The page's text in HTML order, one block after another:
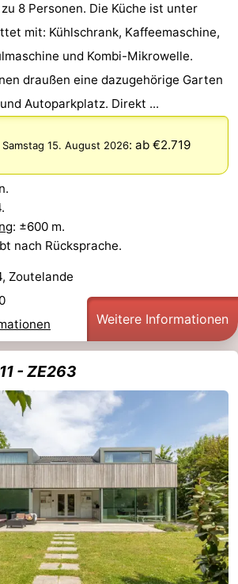
8 Personen. Die Küche ist unter
mit: Kühlschrank, Kaffeemaschine,
und Kombi-Mikrowelle.
draußen eine dazugehörige Garten
Autoparkplatz. Direkt ...
Samstag 15. August 2026: ab €2.719
: ±600 m.
nach Rücksprache.
Zoutelande
Weitere Informationen
- ZE263